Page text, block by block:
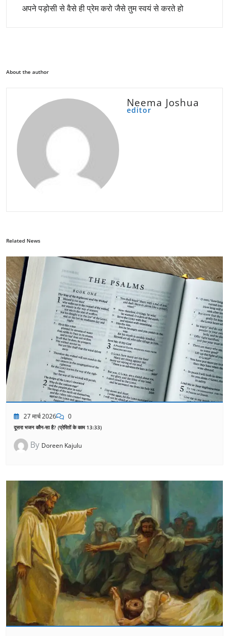
अपने पड़ोसी से वैसे ही प्रेम करो जैसे तुम स्वयं से करते हो
About the author
Neema Joshua
editor
Related News
27 मार्च 2026 0
दूसरा भजन कौन-सा है? (प्रेरितों के काम 13:33)
By Doreen Kajulu